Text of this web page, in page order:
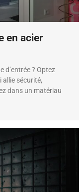
en acier
d’entrée ? Optez
allie sécurité,
dans un matériau